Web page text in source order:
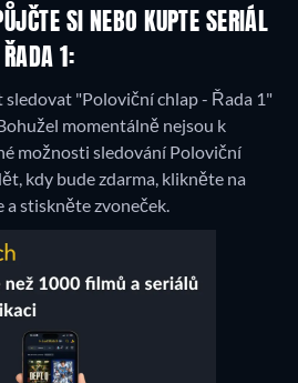
SI NEBO KUPTE SERIÁL
1:
"Poloviční chlap - Řada 1"
momentálně nejsou k
možnosti sledování Poloviční
kdy bude zdarma, klikněte na
stiskněte zvoneček.